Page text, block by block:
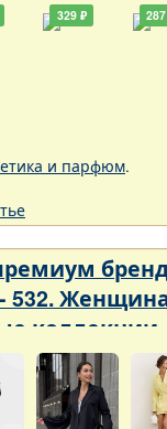
329 ₽
и парфюм.
532.